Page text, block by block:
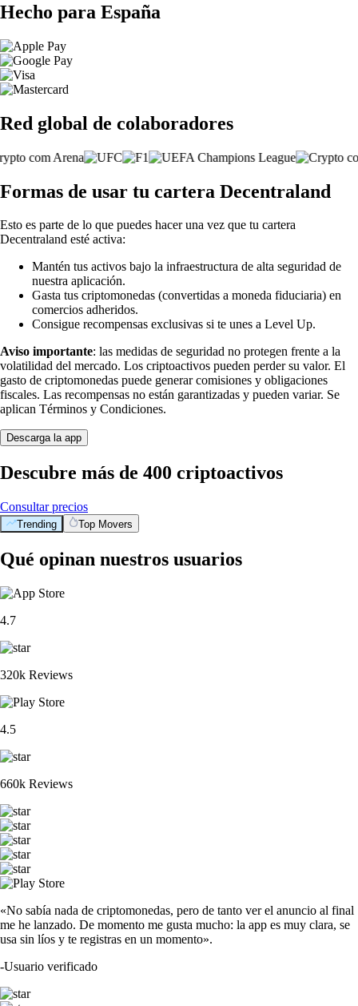
Hecho para España
Red global de colaboradores
Formas de usar tu cartera Decentraland
Esto es parte de lo que puedes hacer una vez que tu cartera
Decentraland esté activa:
Mantén tus activos bajo la infraestructura de alta seguridad de
nuestra aplicación.
Gasta tus criptomonedas (convertidas a moneda fiduciaria) en
comercios adheridos.
Consigue recompensas exclusivas si te unes a Level Up.
Aviso importante: las medidas de seguridad no protegen frente a la
volatilidad del mercado. Los criptoactivos pueden perder su valor. El
gasto de criptomonedas puede generar comisiones y obligaciones
fiscales. Las recompensas no están garantizadas y pueden variar. Se
aplican Términos y Condiciones.
Descarga la app
Descubre más de 400 criptoactivos
Consultar precios
Trending Top Movers
Qué opinan nuestros usuarios
4.7
320k Reviews
4.5
660k Reviews
«No sabía nada de criptomonedas, pero de tanto ver el anuncio al final
me he lanzado. De momento me gusta mucho: la app es muy clara, se
usa sin líos y te registras en un momento».
-Usuario verificado